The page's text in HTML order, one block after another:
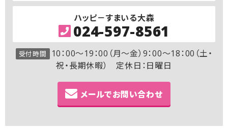
ハッピ－すまいる大森
024-597-8561
受付時間
10：00～19：00（月～金）9：00～18：00（土・
祝・長期休暇） 定休日：日曜日
メールでお問い合わせ